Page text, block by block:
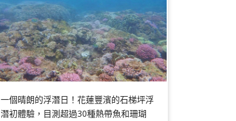
一個晴朗的浮潛日！花蓮豐濱的石梯坪浮
潛初體驗，目測超過30種熱帶魚和珊瑚